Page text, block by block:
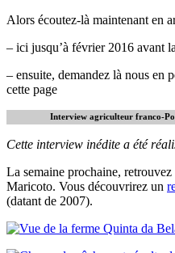
Alors écoutez-là maintenant en
– ici jusqu’à février 2016 avant la
– ensuite, demandez là nous en
cette page
Interview agriculteur franco-
Cette interview inédite a été
La semaine prochaine,
Maricoto. Vous découvrirez un
(datant de 2007).